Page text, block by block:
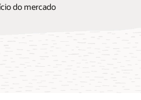
do mercado